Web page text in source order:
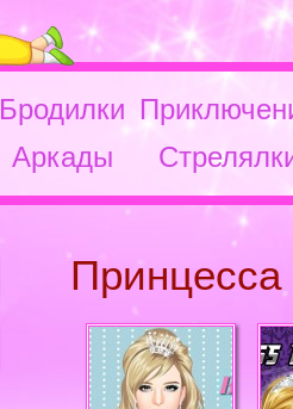
Бродилки
Аркады